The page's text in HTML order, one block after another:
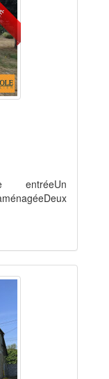
entréeUn